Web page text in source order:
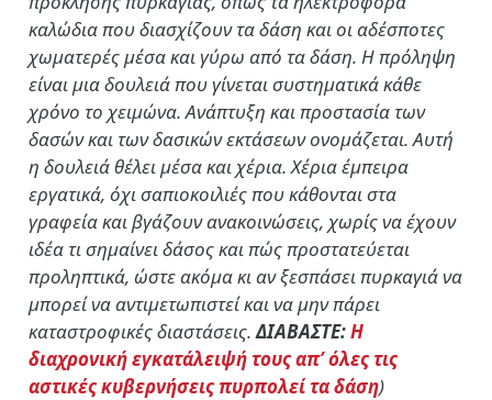
καλώδια που διασχίζουν τα δάση και οι αδέσποτες
χωματερές μέσα και γύρω από τα δάση. Η πρόληψη
είναι μια δουλειά που γίνεται συστηματικά κάθε
χρόνο το χειμώνα. Ανάπτυξη και προστασία των
δασών και των δασικών εκτάσεων ονομάζεται. Αυτή
η δουλειά θέλει μέσα και χέρια. Χέρια έμπειρα
εργατικά, όχι σαπιοκοιλιές που κάθονται στα
γραφεία και βγάζουν ανακοινώσεις, χωρίς να έχουν
ιδέα τι σημαίνει δάσος και πώς προστατεύεται
προληπτικά, ώστε ακόμα κι αν ξεσπάσει πυρκαγιά να
μπορεί να αντιμετωπιστεί και να μην πάρει
καταστροφικές διαστάσεις.ΔΙΑΒΑΣΤΕ:Η
διαχρονική εγκατάλειψή τους απ’ όλες τις
αστικές κυβερνήσεις πυρπολεί τα δάση)